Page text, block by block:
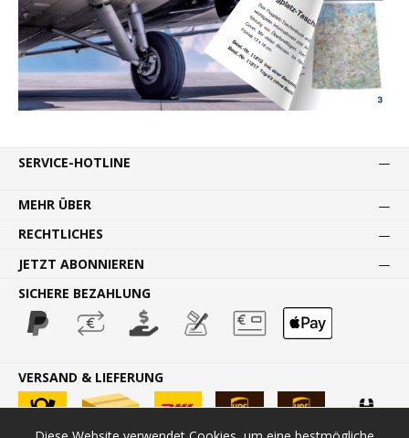
SERVICE-HOTLINE
MEHR ÜBER
RECHTLICHES
JETZT ABONNIEREN
SICHERE BEZAHLUNG
VERSAND & LIEFERUNG